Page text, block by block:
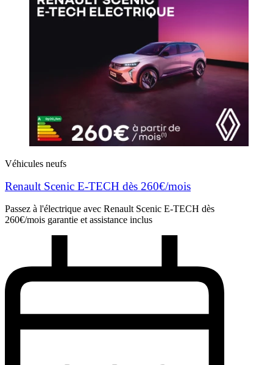
Véhicules neufs
Renault Scenic E-TECH dès 260€/mois
Passez à l'électrique avec Renault Scenic E-TECH dès
260€/mois garantie et assistance inclus